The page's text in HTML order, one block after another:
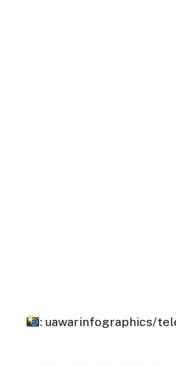
: uawarinfographics/